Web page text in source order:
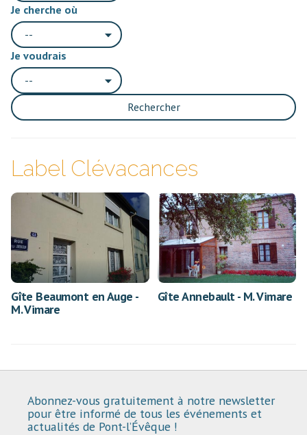
Je cherche où
--
Je voudrais
--
Rechercher
Label Clévacances
Gîte Beaumont en Auge -
M. Vimare
Gîte Annebault - M. Vimare
Abonnez-vous gratuitement à notre newsletter
pour être informé de tous les événements et
actualités de Pont-l’Évêque !